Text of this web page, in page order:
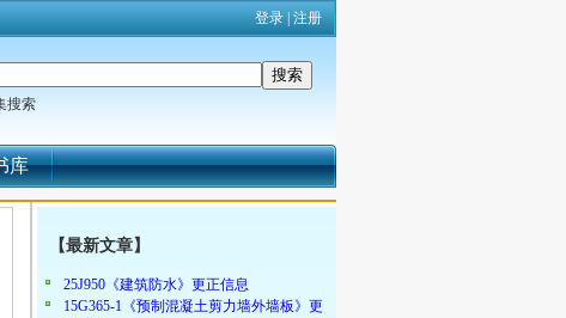
登录 注册
搜索
库
【最新文章】
25J950《建筑防水》更正信息
15G365-1《预制混凝土剪力墙外墙板》更